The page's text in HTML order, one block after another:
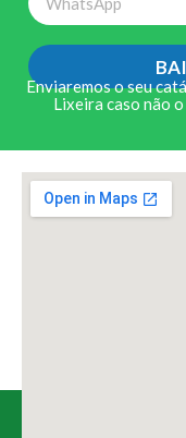
Enviaremos o seu
Lixeira caso não